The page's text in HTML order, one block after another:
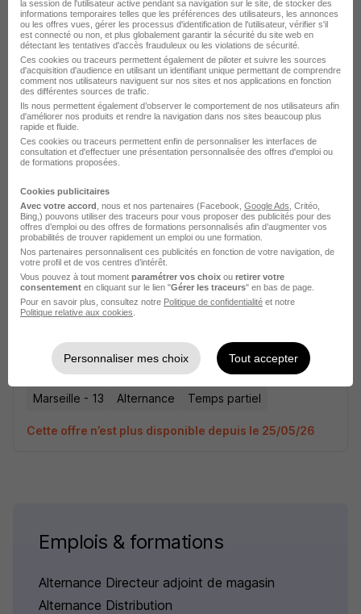
Emploi à Marseille
Alternance Directeur adjoint de magasin
Responsable Adjoint H/F
Regen School
Marseille - 13
Cette offre n’est plus disponible depuis le 25/05/26
Responsable Adjoint H/F
Regen School
Marseille - 13 Alternance Temps partiel
Cette offre n’est plus disponible depuis le 25/05/26
Emplois & formations
Alternance Directeur adjoint de magasin
Alternance Distribution
la session de l'utilisateur active pendant sa navigation sur le site, de stocker des
informations temporaires telles que les préférences des utilisateurs, les annonces
ou les offres vues, gérer les processus d'identification de l'utilisateur, vérifier s'il
est connecté ou non, et plus globalement garantir la sécurité du site web en
détectant les tentatives d'accès frauduleux ou les violations de sécurité.
Ces cookies ou traceurs permettent également de piloter et suivre les sources
d'acquisition d'audience en utilisant un identifiant unique permettant de comprendre
comment nos utilisateurs naviguent sur nos sites et nos applications en fonction
des différentes sources de trafic.
Ils nous permettent également d’observer le comportement de nos utilisateurs afin
d'améliorer nos produits et rendre la navigation dans nos sites beaucoup plus
rapide et fluide.
Ces cookies ou traceurs permettent enfin de personnaliser les interfaces de
consultation et d'effectuer une présentation personnalisée des offres d'emploi ou
de formations proposées.
Cookies publicitaires
Avec votre accord , nous et nos partenaires (Facebook, Google Ads , Critéo,
Bing,) pouvons utiliser des traceurs pour vous proposer des publicités pour des
offres d’emploi ou des offres de formations personnalisés afin d’augmenter vos
probabilités de trouver rapidement un emploi ou une formation.
Nos partenaires personnalisent ces publicités en fonction de votre navigation, de
votre profil et de vos centres d’intérêt.
Vous pouvez à tout moment paramétrer vos choix ou retirer votre
consentement en cliquant sur le lien "Gérer les traceurs" en bas de page.
Pour en savoir plus, consultez notre Politique de confidentialité et notre
Politique relative aux cookies
Personnaliser mes choix Tout accepter